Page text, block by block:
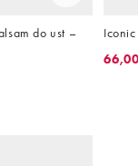
do ust –